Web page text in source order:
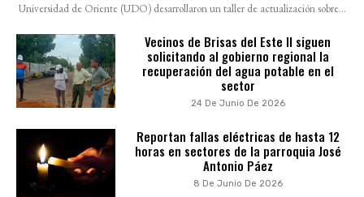
Universidad de Oriente (UDO) desarrollaron un taller de actualización sobre...
Vecinos de Brisas del Este II siguen
solicitando al gobierno regional la
recuperación del agua potable en el
sector
24 De Junio De 2026
Reportan fallas eléctricas de hasta 12
horas en sectores de la parroquia José
Antonio Páez
8 De Junio De 2026